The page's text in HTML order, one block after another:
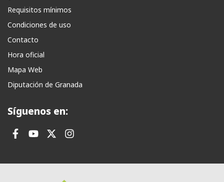
Requisitos mínimos
Condiciones de uso
Contacto
Hora oficial
Mapa Web
Diputación de Granada
Síguenos en: